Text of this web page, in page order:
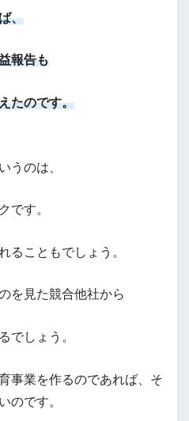
、
報告も
たのです。
うのは、
です。
ることもでしょう。
を見た競合他社から
でしょう。
事業を作るのであれば、そ
のです。